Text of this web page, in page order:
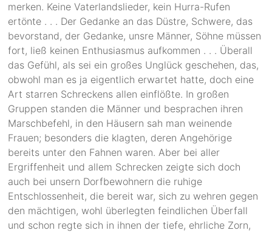
merken. Keine Vaterlandslieder, kein Hurra-Rufen
ertönte . . . Der Gedanke an das Düstre, Schwere, das
bevorstand, der Gedanke, unsre Männer, Söhne müssen
fort, ließ keinen Enthusiasmus aufkommen . . . Überall
das Gefühl, als sei ein großes Unglück geschehen, das,
obwohl man es ja eigentlich erwartet hatte, doch eine
Art starren Schreckens allen einflößte. In großen
Gruppen standen die Männer und besprachen ihren
Marschbefehl, in den Häusern sah man weinende
Frauen; besonders die klagten, deren Angehörige
bereits unter den Fahnen waren. Aber bei aller
Ergriffenheit und allem Schrecken zeigte sich doch
auch bei unsern Dorfbewohnern die ruhige
Entschlossenheit, die bereit war, sich zu wehren gegen
den mächtigen, wohl überlegten feindlichen Überfall
und schon regte sich in ihnen der tiefe, ehrliche Zorn,